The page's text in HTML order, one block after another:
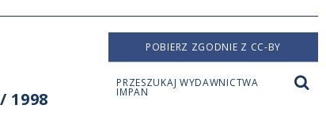
1998
POBIERZ ZGODNIE Z CC-BY
PRZESZUKAJ WYDAWNICTWA
IMPAN